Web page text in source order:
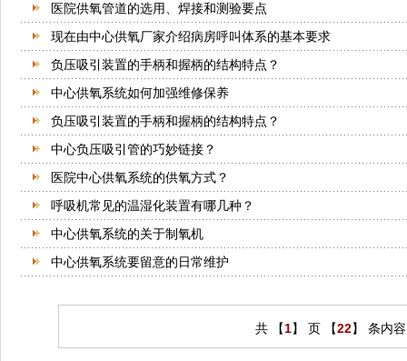
医院供氧管道的选用、焊接和测验要点
现在由中心供氧厂家介绍病房呼叫体系的基本要求
负压吸引装置的手柄和握柄的结构特点？
中心供氧系统如何加强维修保养
负压吸引装置的手柄和握柄的结构特点？
中心负压吸引管的巧妙链接？
医院中心供氧系统的供氧方式？
呼吸机常见的温湿化装置有哪几种？
中心供氧系统的关于制氧机
中心供氧系统要留意的日常维护
共 【1】 页 【22】 条内